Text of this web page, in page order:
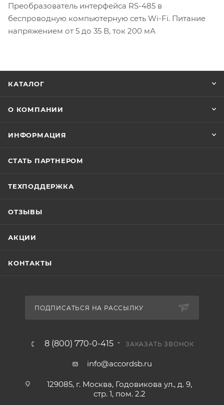
Преобразователь интерфейса RS-485 в
беспроводную компьютерную сеть Wi-Fi. Питание
напряжением от 5 до 35 В, ток 200 мА
КАТАЛОГ
О КОМПАНИИ
ИНФОРМАЦИЯ
СТАТЬ ПАРТНЕРОМ
ТЕХПОДДЕРЖКА
ОТЗЫВЫ
АКЦИИ
КОНТАКТЫ
ПОДПИСАТЬСЯ НА РАССЫЛКУ
8 (800) 770-0-415 ЗАКАЗАТЬ ЗВОНОК
info@accordsb.ru
129085, г. Москва, Годовикова ул., д. 9,
стр. 1, пом. 2.2